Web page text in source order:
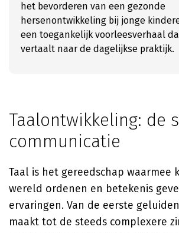
het bevorderen van een gezonde
hersenontwikkeling bij jonge
een toegankelijk voorleesverhaal
vertaalt naar de dagelijkse praktijk.
Taalontwikkeling: de
communicatie
Taal is het gereedschap waarmee
wereld ordenen en betekenis
ervaringen. Van de eerste
maakt tot de steeds complexere